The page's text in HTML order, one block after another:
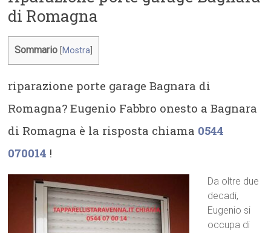
di Romagna
Sommario Mostra
riparazione porte garage Bagnara di
Romagna? Eugenio Fabbro onesto a Bagnara
di Romagna è la risposta chiama 0544
070014 !
Da oltre due
decadi,
Eugenio si
occupa di